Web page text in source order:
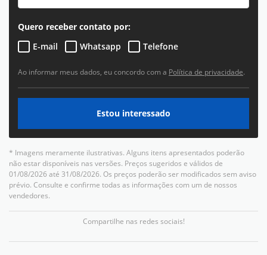
Quero receber contato por:
E-mail
Whatsapp Telefone
Ao informar meus dados, eu concordo com a Política de privacidade.
Estou interessado
* Imagens meramente ilustrativas. Alguns itens apresentados poderão
não estar disponíveis nas versões. Preços sugeridos e válidos de
01/08/2026 até 31/08/2026. Os preços poderão ser modificados sem aviso
prévio. Consulte e confirme todas as informações com um de nossos
vendedores.
Compartilhe nas redes sociais!